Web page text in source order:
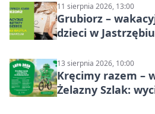
11 sierpnia 2026, 13:00
Grubiorz –
dzieci w
13 sierpnia 2026, 10:00
Kręcimy razem –
Żelazny Szlak: